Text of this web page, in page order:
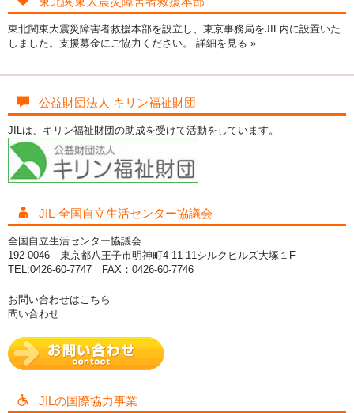
東北関東大震災障害者救援本部を設立し、東京事務局をJIL内に設置いた
しました。支援募金にご協力ください。 詳細を見る »
公益財団法人 キリン福祉財団
JILは、キリン福祉財団の助成を受けて活動をしています。
JIL-全国自立生活センター協議会
全国自立生活センター協議会
192-0046 東京都八王子市明神町4-11-11シルクヒルズ大塚１F
TEL:0426-60-7747 FAX：0426-60-7746
お問い合わせはこちら
問い合わせ
JILの国際協力事業